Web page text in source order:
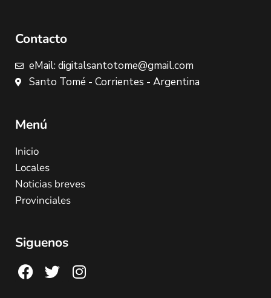
Contacto
eMail: digitalsantotome@gmail.com
Santo Tomé - Corrientes - Argentina
Menú
Inicio
Locales
Noticias breves
Provinciales
Siguenos